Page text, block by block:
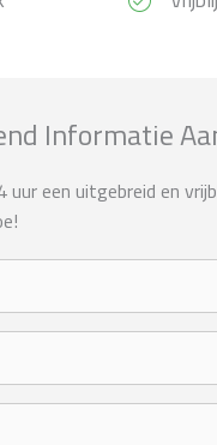
Informatie
uur een uitgebreid en